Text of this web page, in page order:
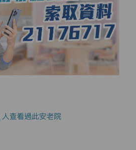
人查看過此安老院